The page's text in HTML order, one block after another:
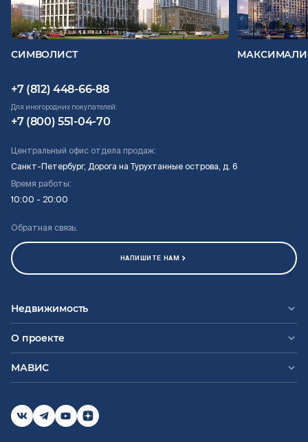
О компании
Жизнь в мавис
СИМВОЛИСТ
+7 (812) 448-66-88
Для иногородних покупателей:
+7 (800) 551-04-70
Центральный офис отдела продаж:
Санкт-Петербург, Дорога на Турухтанные острова, д. 6
Время работы:
10:00 - 20:00
Обратная связь:
НАПИШИТЕ НАМ
Недвижимость
О проекте
МАВИС